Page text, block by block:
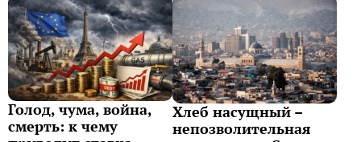
Голод, чума, война,
смерть: к чему
Хлеб насущный –
непозволительная